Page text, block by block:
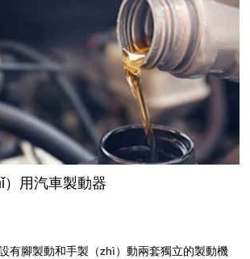
（dù）人才工作積分排（pái）名前10位的企業
人才（cái）工作先進企業”榮譽稱號。希望受
惜榮譽，再接
用汽車製動器
有腳製動和手製（zhì）動兩套獨立的製動機